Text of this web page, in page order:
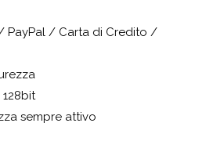
PayPal / Carta di Credito /
128bit
sempre attivo